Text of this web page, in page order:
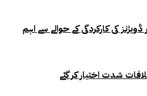
ڈویژنز کی کارکردگی کے حوالے سے اہم
شدت اختیار کر گئے